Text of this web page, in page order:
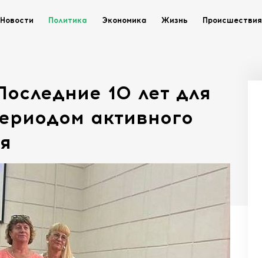
Новости Политика Экономика Жизнь Происшествия
10 лет для
активного